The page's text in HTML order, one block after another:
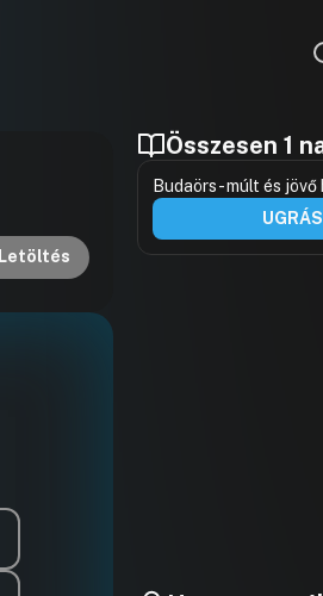
Letöltés
Összesen 1
Budaörs - múlt és